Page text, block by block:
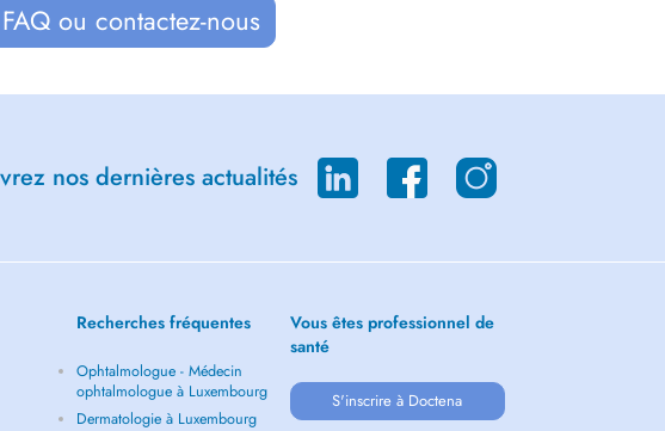
ou contactez-nous
nos dernières actualités
Recherches fréquentes
Ophtalmologue - Médecin
ophtalmologue à Luxembourg
Dermatologie à Luxembourg
Vous êtes professionnel de
santé
S'inscrire à Doctena